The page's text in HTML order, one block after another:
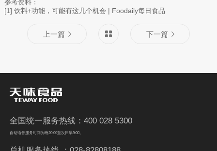
参考资料：
[1] 饮料+功能，可能有这几个机会 | Foodaily每日食品
上一篇 下一篇
全国统一服务热线：400 028 5300
自动语音服务时间为晚20:00至次日早9:00。